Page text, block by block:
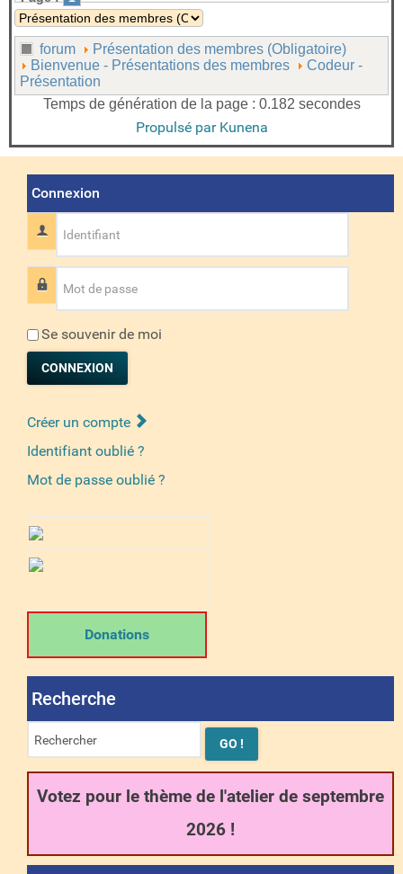
forum
Présentation des membres (Obligatoire)
Bienvenue - Présentations des membres
Codeur -
Présentation
Temps de génération de la page : 0.182 secondes
Propulsé par Kunena
Connexion
Identifiant
Mot de passe
Se souvenir de moi
CONNEXION
Créer un compte
Identifiant oublié ?
Mot de passe oublié ?
Donations
Recherche
Votez pour le thème de l'atelier de septembre
2026 !